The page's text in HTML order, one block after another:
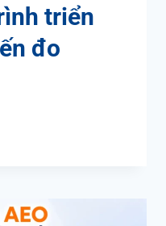
triển
đo